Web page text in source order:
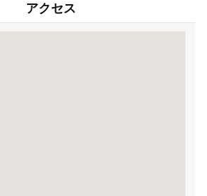
アクセス